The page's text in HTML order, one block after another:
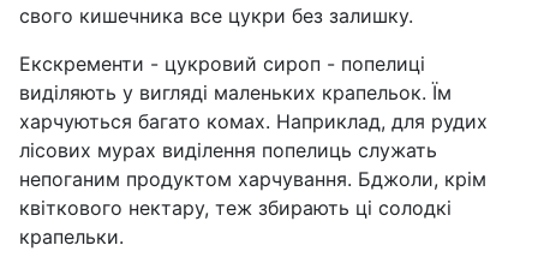
свого кишечника все цукри без залишку.
Екскременти - цукровий сироп - попелиці
виділяють у вигляді маленьких крапельок. Їм
харчуються багато комах. Наприклад, для рудих
лісових мурах виділення попелиць служать
непоганим продуктом харчування. Бджоли, крім
квіткового нектару, теж збирають ці солодкі
крапельки.